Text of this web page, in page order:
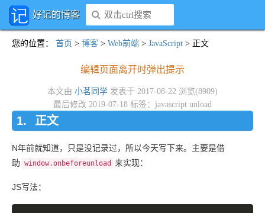
好记的博客
您的位置 ： 首页 > 博客 > Web前端 > JavaScript > 正文
编辑页面离开时弹出提示
本文由 小茗同学 发表于 2017-08-22 浏览(8909)
最后修改 2019-07-18 标签： javascript unload
正文
N年前就知道，只是没记录过，所以今天写下来。主要是借
助 window.onbeforeunload 来实现：
JS写法：